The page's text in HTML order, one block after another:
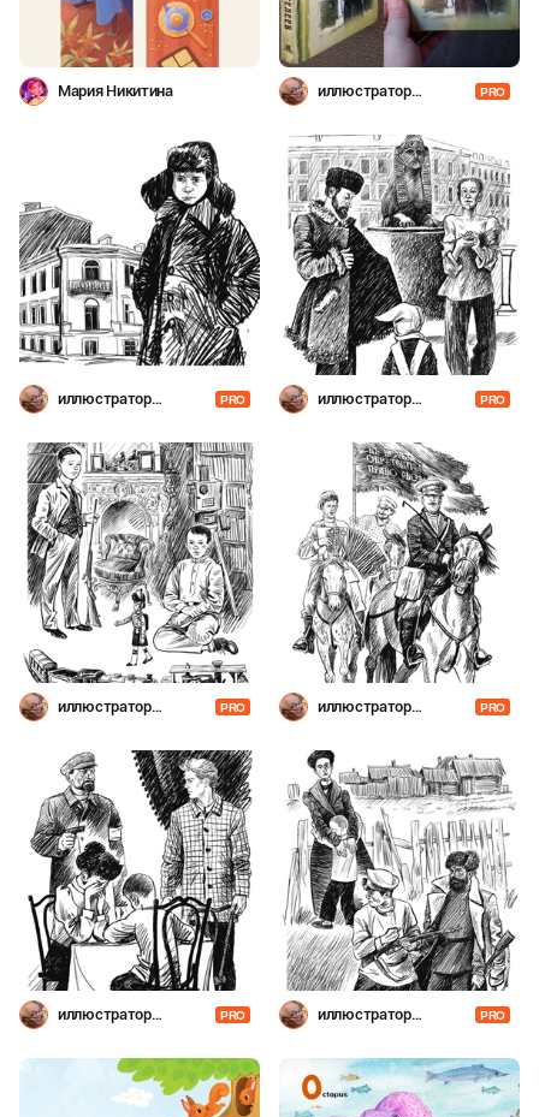
Мария Никитина
иллюстратор
PRO
иллюстратор
PRO
иллюстратор
PRO
иллюстратор
PRO
иллюстратор
PRO
иллюстратор
PRO
иллюстратор
PRO